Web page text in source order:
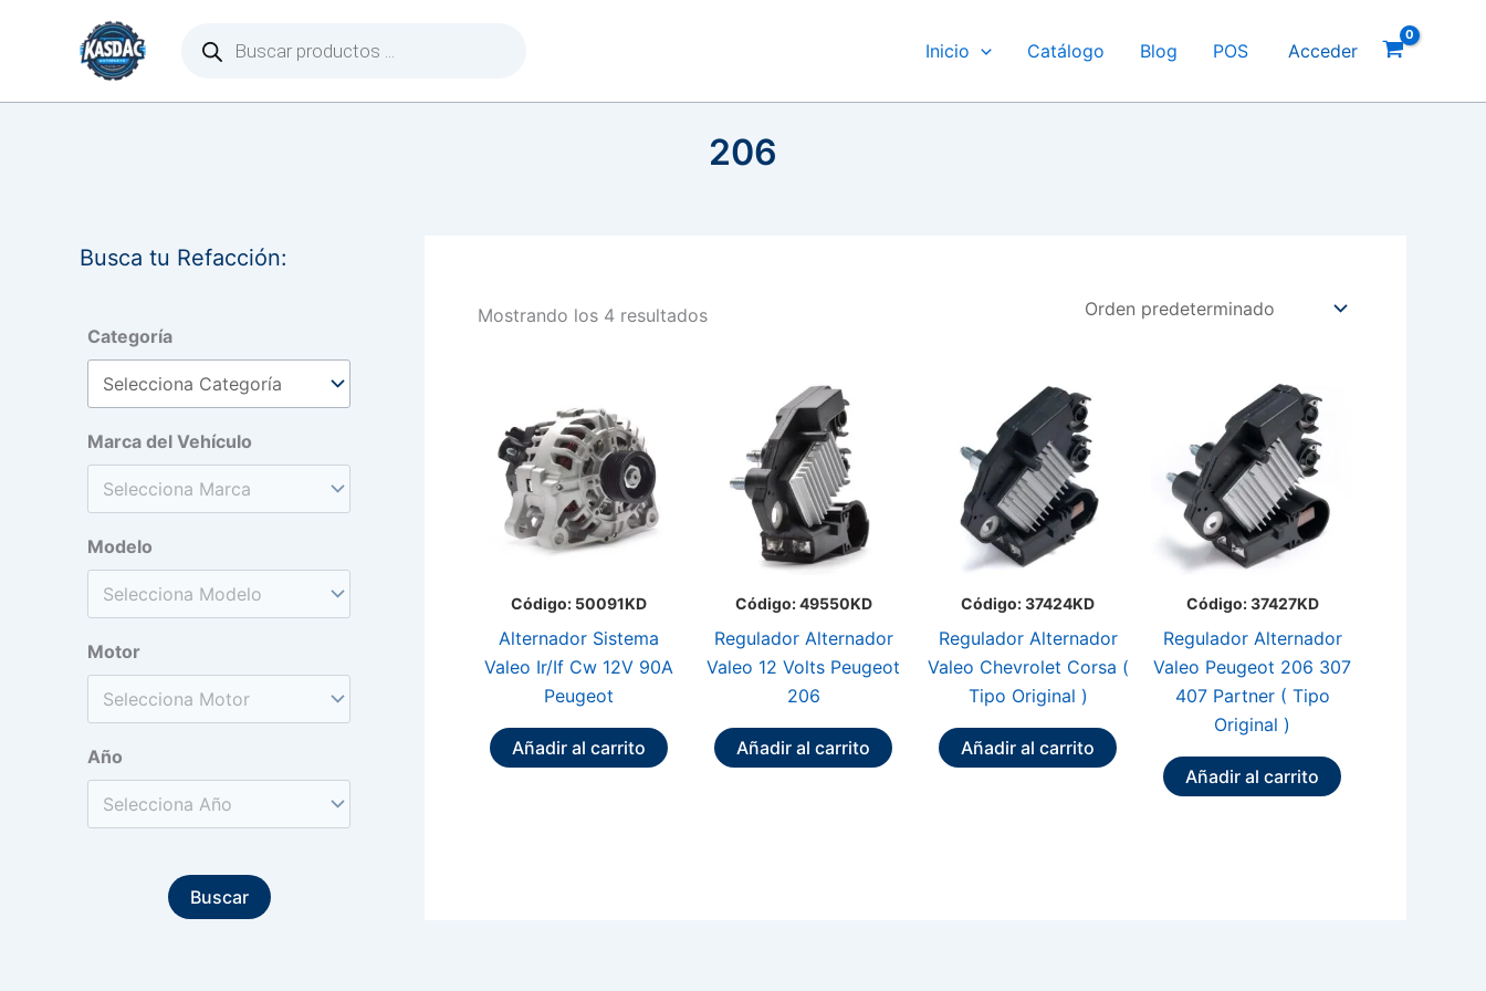
contenido
productos
Inicio Catálogo Blog POS Acceder
206
Busca tu Refacción:
Categoría
Marca del Vehículo
Modelo
Motor
Año
Buscar
Mostrando los 4 resultados
Código: 50091KD
Alternador Sistema
Valeo Ir/If Cw 12V 90A
Peugeot
Añadir al carrito
Código: 49550KD
Regulador Alternador
Valeo 12 Volts Peugeot
206
Añadir al carrito
Código: 37424KD
Regulador Alternador
Valeo Chevrolet Corsa (
Tipo Original )
Añadir al carrito
Código: 37427KD
Regulador Alternador
Valeo Peugeot 206 307
407 Partner ( Tipo
Original )
Añadir al carrito